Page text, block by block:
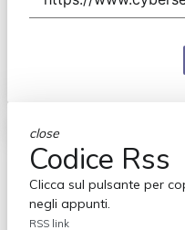
close
Codice Rss
Clicca sul pulsante per
negli appunti.
RSS link